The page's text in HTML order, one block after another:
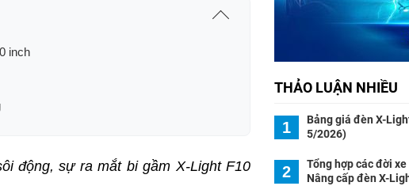
inch
động, sự ra mắt bi gầm X-Light F10
THẢO LUẬN NHIỀU
1
Bảng giá đèn X-
5/2026)
2
Tổng hợp các đời
Nâng cấp đèn X-